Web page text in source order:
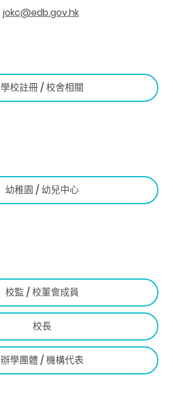
jokc@edb.gov.hk
學校註冊 / 校舍相關
幼稚園 / 幼兒中心
校監 / 校董會成員
校長
辦學團體 / 機構代表